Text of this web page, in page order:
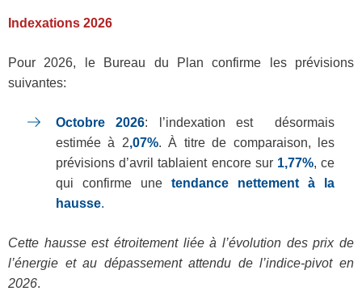
Indexations 2026
Pour 2026, le Bureau du Plan confirme les prévisions
suivantes:
Octobre 2026: l’indexation est désormais
estimée à 2,07%. À titre de comparaison, les
prévisions d’avril tablaient encore sur 1,77%, ce
qui confirme une tendance nettement à la
hausse.
Cette hausse est étroitement liée à l’évolution des prix de
l’énergie et au dépassement attendu de l’indice‑pivot en
2026.